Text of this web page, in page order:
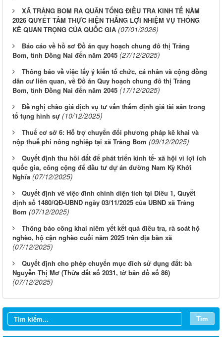
XÃ TRẢNG BOM RA QUÂN TỔNG ĐIỀU TRA KINH TẾ NĂM
2026 QUYẾT TÂM THỰC HIỆN THẮNG LỢI NHIỆM VỤ THỐNG
KÊ QUAN TRỌNG CỦA QUỐC GIA (07/01/2026)
Báo cáo về hồ sơ Đồ án quy hoạch chung đô thị Trảng
Bom, tỉnh Đồng Nai đến năm 2045 (27/12/2025)
Thông báo về việc lấy ý kiến tổ chức, cá nhân và cộng đồng
dân cư liên quan, về Đồ án Quy hoạch chung đô thị Trảng
Bom, tỉnh Đồng Nai đến năm 2045 (17/12/2025)
Đề nghị chào giá dịch vụ tư vấn thẩm định giá tài sản trong
tố tụng hình sự (10/12/2025)
Thuế cơ sở 6: Hỗ trợ chuyển đổi phương pháp kê khai và
nộp thuế phi nông nghiệp tại xã Trảng Bom (09/12/2025)
Quyết định thu hồi đất để phát triển kinh tế- xã hội vì lợi ích
quốc gia, công cộng để đầu tư dự án đường Nam Kỳ Khởi
Nghĩa (07/12/2025)
Quyết định về việc đính chính diện tích tại Điều 1, Quyết
định số 1480/QĐ-UBND ngày 03/11/2025 của UBND xã Trảng
Bom (07/12/2025)
Thông báo công khai niêm yết kết quả điều tra, rà soát hộ
nghèo, hộ cận nghèo cuối năm 2025 trên địa bàn xã
(07/12/2025)
Quyết định cho phép chuyển mục đích sử dụng đất: bà
Nguyễn Thị Mơ (Thửa đất số 2031, tờ bản đồ số 86)
(07/12/2025)
Tìm